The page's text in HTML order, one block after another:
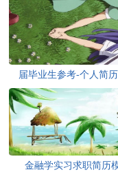
届毕业生参考-个人简
（一）
金融学实习求职简历